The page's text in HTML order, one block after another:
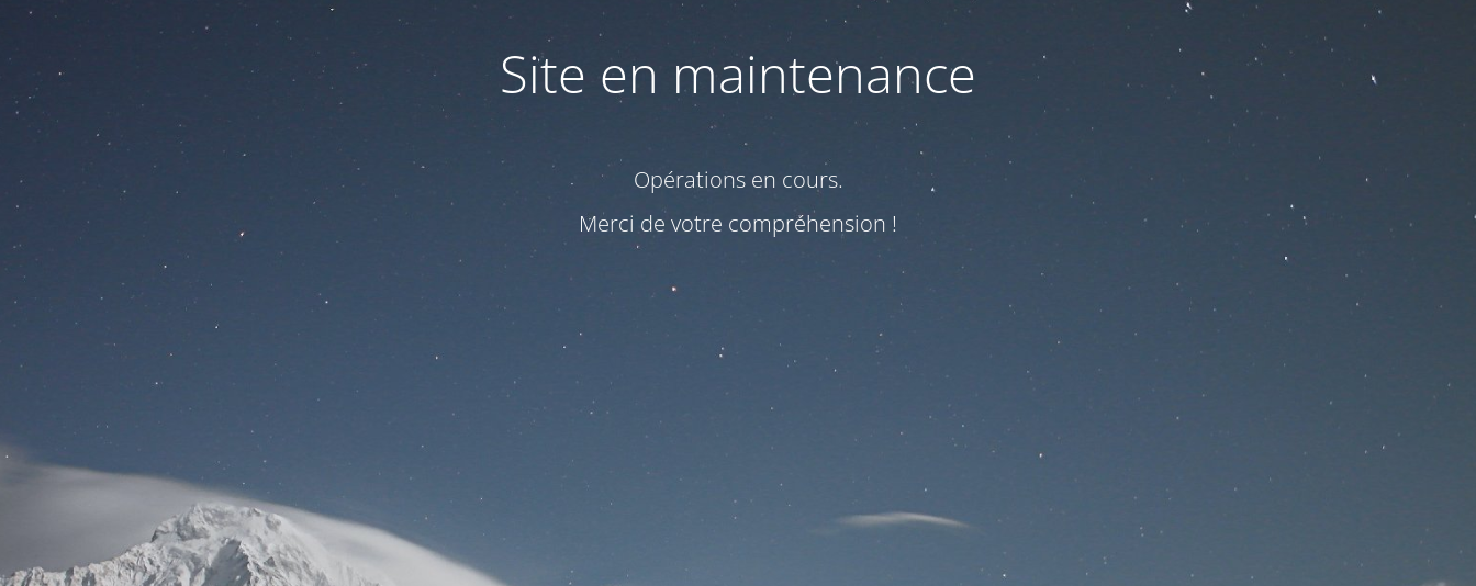
Site en maintenance
Opérations en cours.
Merci de votre compréhension !